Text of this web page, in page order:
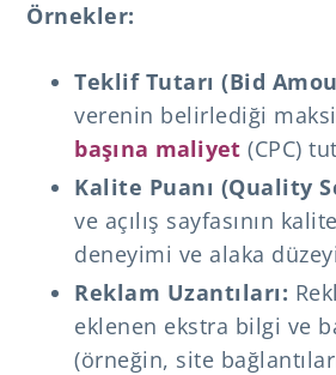
Örnekler:
Teklif Tutarı (Bid
verenin belirlediği
başına maliyet (CPC)
Kalite Puanı (Quality
ve açılış sayfasının
deneyimi ve alaka
Reklam Uzantıları:
eklenen ekstra bilgi ve
(örneğin, site